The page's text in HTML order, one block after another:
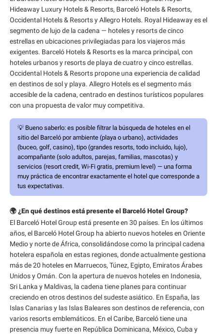
Hideaway Luxury Hotels & Resorts, Barceló Hotels & Resorts,
Occidental Hotels & Resorts y Allegro Hotels. Royal Hideaway es el
segmento de lujo de la cadena — hoteles y resorts de cinco
estrellas en ubicaciones privilegiadas para los viajeros más
exigentes. Barceló Hotels & Resorts es la marca principal, con
hoteles urbanos y resorts de playa de cuatro y cinco estrellas.
Occidental Hotels & Resorts propone una experiencia de calidad
en destinos de sol y playa. Allegro Hotels es el segmento más
accesible de la cadena, centrado en destinos turísticos populares
con una propuesta de valor muy competitiva.
💡 Bueno saberlo: es posible filtrar la búsqueda de hoteles en el
sitio del Barceló por ambiente (playa o urbano), actividades
(buceo, golf, casino), tipo (grandes resorts, todo incluido, lujo),
acompañante (solo adultos, parejas, familias, mascotas) y
servicios (resort credit, Wi-Fi gratis, premium level) — una forma
muy práctica de encontrar exactamente el hotel que corresponde a
tus expectativas.
🌍 ¿En qué destinos está presente el Barceló Hotel Group?
El Barceló Hotel Group está presente en 30 países. En los últimos
años, el Barceló Hotel Group ha abierto nuevos hoteles en Oriente
Medio y norte de África, consolidándose como la principal cadena
hotelera española en estas regiones, donde actualmente gestiona
más de 20 hoteles en Marruecos, Túnez, Egipto, Emiratos Árabes
Unidos y Omán. Con la apertura de nuevos hoteles en Indonesia,
Sri Lanka y Maldivas, la cadena tiene planes para continuar
creciendo en otros destinos del sudeste asiático. En España, las
Islas Canarias y las Islas Baleares son destinos de referencia, con
varios resorts emblemáticos. En el Caribe, Barceló tiene una
presencia muy fuerte en República Dominicana, México, Cuba y